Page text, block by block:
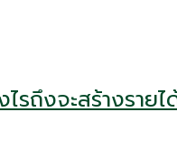
รถึงจะสร้างราย